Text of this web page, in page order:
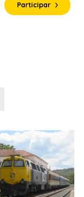
Participar